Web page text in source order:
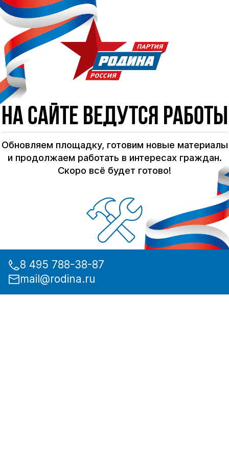
На сайте ведутся работы
Обновляем площадку, готовим новые материалы
и продолжаем работать в интересах граждан.
Скоро всё будет готово!
8 495 788-38-87
mail@rodina.ru